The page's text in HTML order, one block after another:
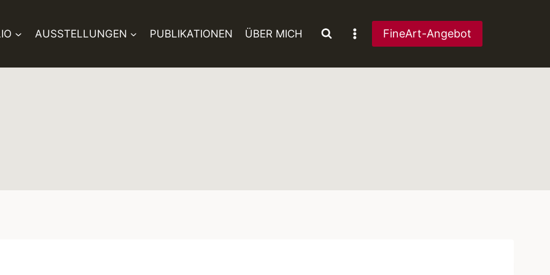
AUSSTELLUNGEN PUBLIKATIONEN ÜBER MICH FineArt-Angebot